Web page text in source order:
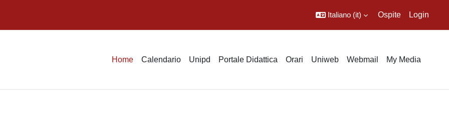
Italiano ‎(it)‎ Ospite Login
Home Calendario Unipd Portale Didattica Orari Uniweb Webmail My Media